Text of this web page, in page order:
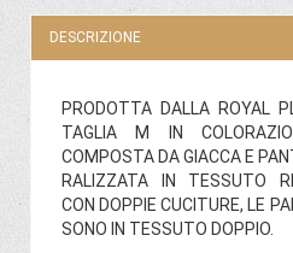
DESCRIZIONE
PRODOTTA DALLA ROYAL
TAGLIA M IN
COMPOSTA DA GIACCA E
RALIZZATA IN TESSUTO
CON DOPPIE CUCITURE, LE
SONO IN TESSUTO DOPPIO.